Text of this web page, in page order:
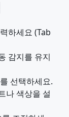
하세요 (Tab
감지를 유지
선택하세요.
나 색상을 설